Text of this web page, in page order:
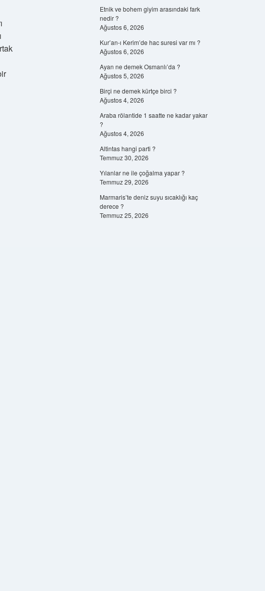
Etnik ve bohem giyim arasındaki fark
nedir ?
Ağustos 6, 2026
Kur’an-ı Kerim’de hac suresi var mı ?
Ağustos 6, 2026
Ayan ne demek Osmanlı’da ?
Ağustos 5, 2026
Birçi ne demek kürtçe birci ?
Ağustos 4, 2026
Araba rölantide 1 saatte ne kadar yakar
?
Ağustos 4, 2026
Altintas hangi parti ?
Temmuz 30, 2026
Yılanlar ne ile çoğalma yapar ?
Temmuz 29, 2026
Marmaris’te deniz suyu sıcaklığı kaç
derece ?
Temmuz 25, 2026